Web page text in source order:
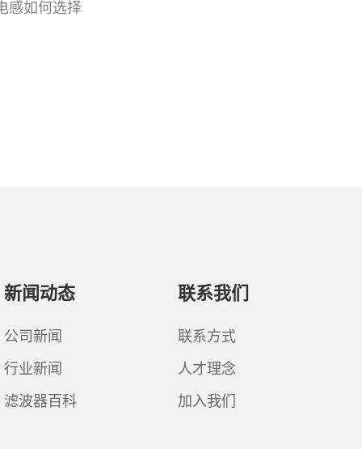
感如何选择
新闻动态
公司新闻
行业新闻
滤波器百科
联系我们
联系方式
人才理念
加入我们